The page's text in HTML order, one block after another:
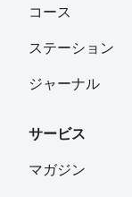
コース
ステーション
ジャーナル
サービス
マガジン